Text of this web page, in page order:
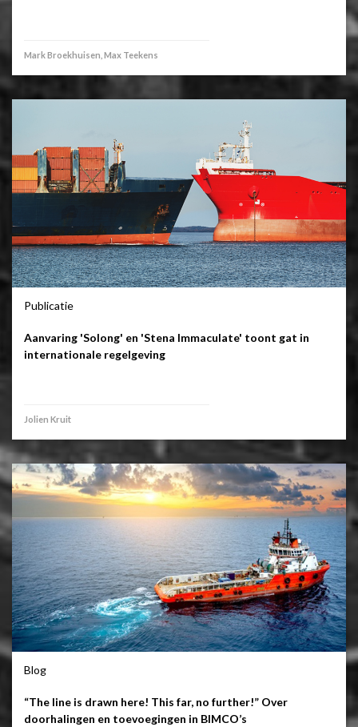
Mark Broekhuisen, Max Teekens
Publicatie
Aanvaring 'Solong' en 'Stena Immaculate' toont gat in
internationale regelgeving
Jolien Kruit
Blog
“The line is drawn here! This far, no further!” Over
doorhalingen en toevoegingen in BIMCO’s